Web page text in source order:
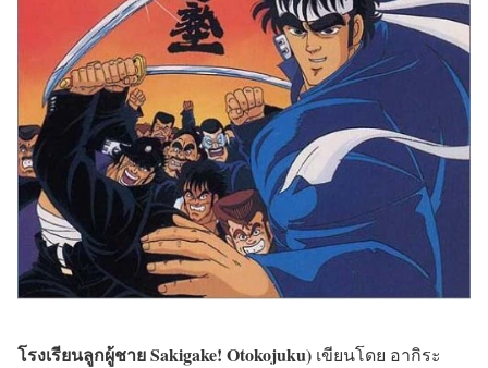
โรงเรียนลูกผู้ชาย Sakigake! Otokojuku) เขียนโดย อากิระ